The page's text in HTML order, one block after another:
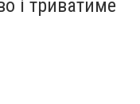
і триватиме